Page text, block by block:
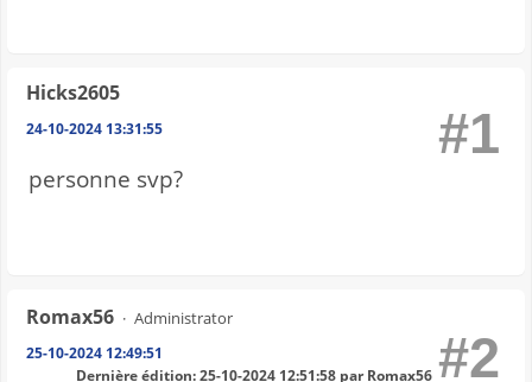
Hicks2605
24-10-2024 13:31:55 #1
personne svp?
Romax56 Administrator
25-10-2024 12:49:51 #2
Dernière édition: 25-10-2024 12:51:58 par Romax56